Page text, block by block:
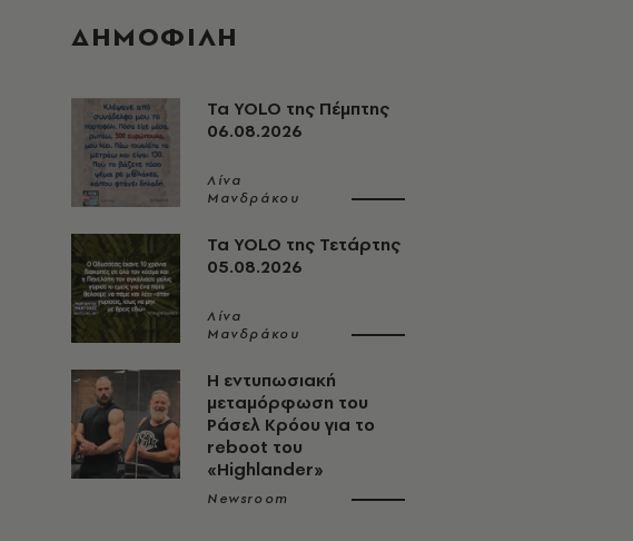
ΔΗΜΟΦΙΛΗ
Τα YOLO της Πέμπτης
06.08.2026
Λίνα
Μανδράκου
Τα YOLO της Τετάρτης
05.08.2026
Λίνα
Μανδράκου
Η εντυπωσιακή
μεταμόρφωση του
Ράσελ Κρόου για το
reboot του
«Highlander»
Newsroom